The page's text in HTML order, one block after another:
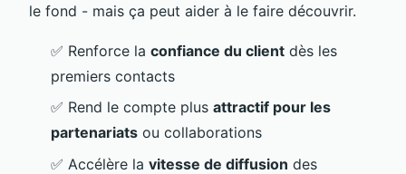
le fond - mais ça peut aider à le faire découvrir.
✅ Renforce la confiance du client dès les
premiers contacts
✅ Rend le compte plus attractif pour les
partenariats ou collaborations
✅ Accélère la vitesse de diffusion des